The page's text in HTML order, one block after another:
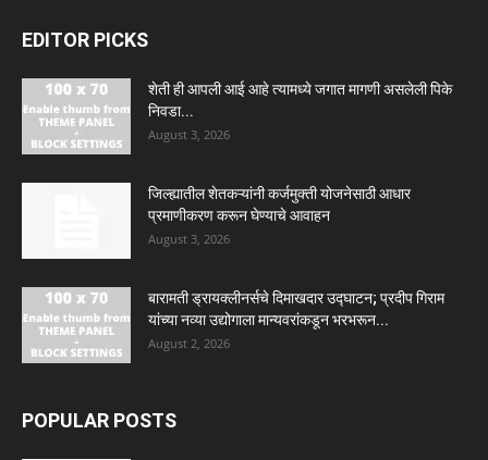
EDITOR PICKS
शेती ही आपली आई आहे त्यामध्ये जगात मागणी असलेली पिके
निवडा...
August 3, 2026
जिल्ह्यातील शेतकऱ्यांनी कर्जमुक्ती योजनेसाठी आधार
प्रमाणीकरण करून घेण्याचे आवाहन
August 3, 2026
बारामती ड्रायक्लीनर्सचे दिमाखदार उद्घाटन; प्रदीप गिराम
यांच्या नव्या उद्योगाला मान्यवरांकडून भरभरून...
August 2, 2026
POPULAR POSTS